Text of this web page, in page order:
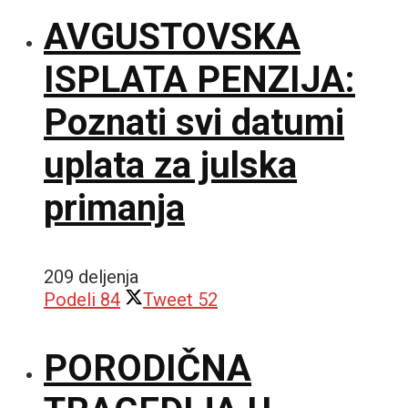
AVGUSTOVSKA
ISPLATA PENZIJA:
Poznati svi datumi
uplata za julska
primanja
209 deljenja
Podeli 84 Tweet 52
PORODIČNA